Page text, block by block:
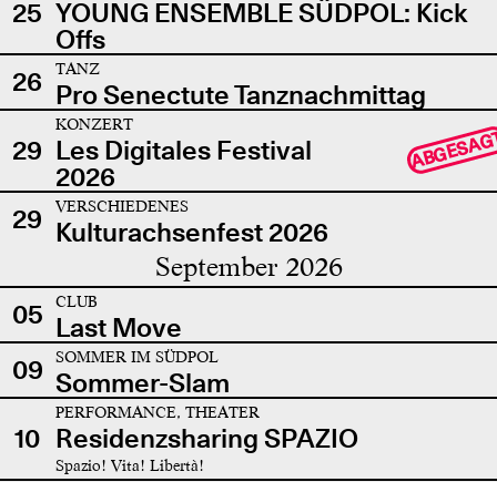
25 YOUNG ENSEMBLE SÜDPOL: Kick
Offs
26
TANZ
Pro Senectute Tanznachmittag
29
KONZERT
Les Digitales Festival
2026
29 VERSCHIEDENES
Kulturachsenfest 2026
September 2026
05 CLUB
Last Move
09
SOMMER IM SÜDPOL
Sommer-Slam
10
PERFORMANCE, THEATER
Residenzsharing SPAZIO
Spazio! Vita! Libertà!